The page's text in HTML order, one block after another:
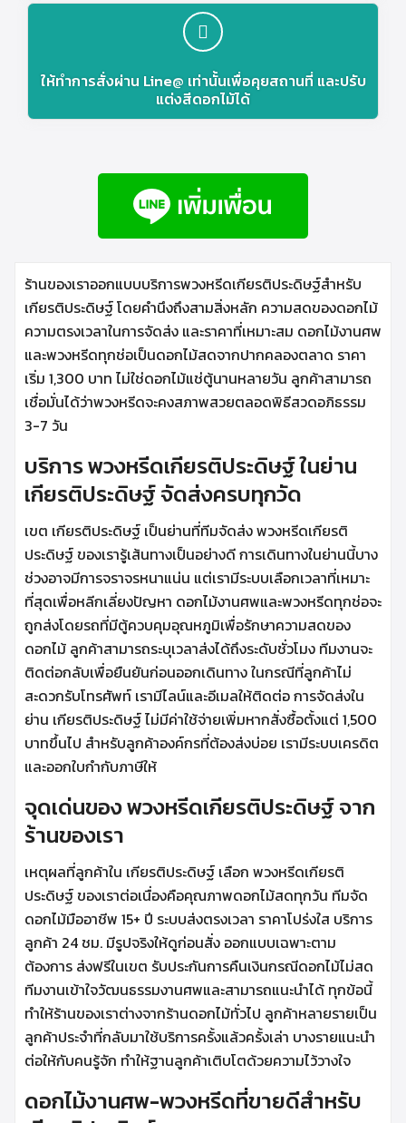
ให้ทำการสั่งผ่าน Line@ เท่านั้นเพื่อคุยสถานที่ และปรับ
แต่งสีดอกไม้ได้
ร้านของเราออกแบบบริการพวงหรีดเกียรติประดิษฐ์สำหรับ
เกียรติประดิษฐ์ โดยคำนึงถึงสามสิ่งหลัก ความสดของดอกไม้
ความตรงเวลาในการจัดส่ง และราคาที่เหมาะสม ดอกไม้งานศพ
และพวงหรีดทุกช่อเป็นดอกไม้สดจากปากคลองตลาด ราคา
เริ่ม 1,300 บาท ไม่ใช่ดอกไม้แช่ตู้นานหลายวัน ลูกค้าสามารถ
เชื่อมั่นได้ว่าพวงหรีดจะคงสภาพสวยตลอดพิธีสวดอภิธรรม
3-7 วัน
บริการ พวงหรีดเกียรติประดิษฐ์ ในย่าน
เกียรติประดิษฐ์ จัดส่งครบทุกวัด
เขต เกียรติประดิษฐ์ เป็นย่านที่ทีมจัดส่ง พวงหรีดเกียรติ
ประดิษฐ์ ของเรารู้เส้นทางเป็นอย่างดี การเดินทางในย่านนี้บาง
ช่วงอาจมีการจราจรหนาแน่น แต่เรามีระบบเลือกเวลาที่เหมาะ
ที่สุดเพื่อหลีกเลี่ยงปัญหา ดอกไม้งานศพและพวงหรีดทุกช่อจะ
ถูกส่งโดยรถที่มีตู้ควบคุมอุณหภูมิเพื่อรักษาความสดของ
ดอกไม้ ลูกค้าสามารถระบุเวลาส่งได้ถึงระดับชั่วโมง ทีมงานจะ
ติดต่อกลับเพื่อยืนยันก่อนออกเดินทาง ในกรณีที่ลูกค้าไม่
สะดวกรับโทรศัพท์ เรามีไลน์และอีเมลให้ติดต่อ การจัดส่งใน
ย่าน เกียรติประดิษฐ์ ไม่มีค่าใช้จ่ายเพิ่มหากสั่งซื้อตั้งแต่ 1,500
บาทขึ้นไป สำหรับลูกค้าองค์กรที่ต้องส่งบ่อย เรามีระบบเครดิต
และออกใบกำกับภาษีให้
จุดเด่นของ พวงหรีดเกียรติประดิษฐ์ จาก
ร้านของเรา
เหตุผลที่ลูกค้าใน เกียรติประดิษฐ์ เลือก พวงหรีดเกียรติ
ประดิษฐ์ ของเราต่อเนื่องคือคุณภาพดอกไม้สดทุกวัน ทีมจัด
ดอกไม้มืออาชีพ 15+ ปี ระบบส่งตรงเวลา ราคาโปร่งใส บริการ
ลูกค้า 24 ชม. มีรูปจริงให้ดูก่อนสั่ง ออกแบบเฉพาะตาม
ต้องการ ส่งฟรีในเขต รับประกันการคืนเงินกรณีดอกไม้ไม่สด
ทีมงานเข้าใจวัฒนธรรมงานศพและสามารถแนะนำได้ ทุกข้อนี้
ทำให้ร้านของเราต่างจากร้านดอกไม้ทั่วไป ลูกค้าหลายรายเป็น
ลูกค้าประจำที่กลับมาใช้บริการครั้งแล้วครั้งเล่า บางรายแนะนำ
ต่อให้กับคนรู้จัก ทำให้ฐานลูกค้าเติบโตด้วยความไว้วางใจ
ดอกไม้งานศพ-พวงหรีดที่ขายดีสำหรับ